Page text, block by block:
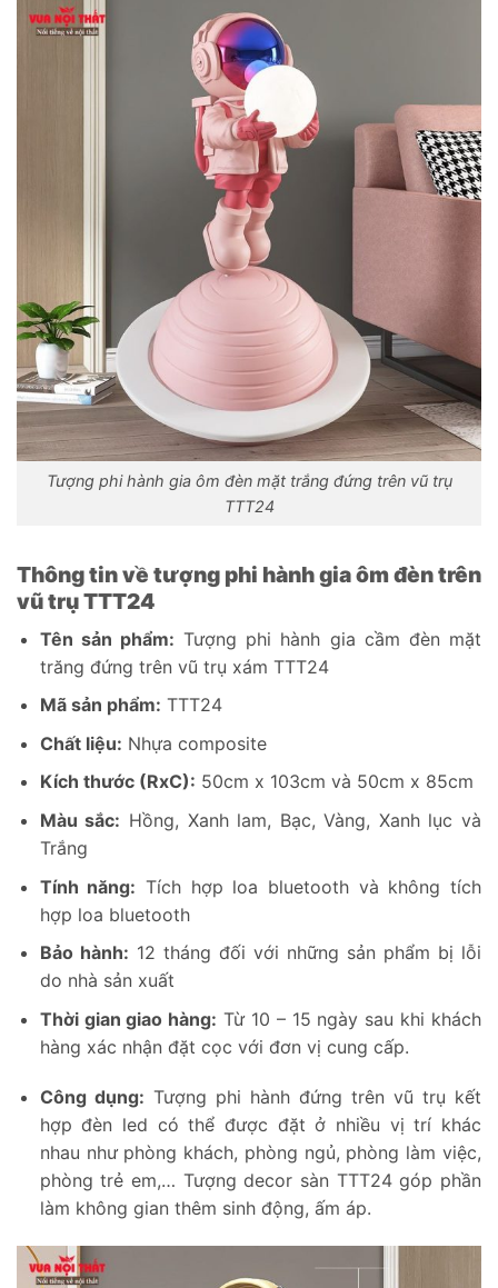
Tượng phi hành gia ôm đèn mặt trắng đứng trên vũ trụ
TTT24
Thông tin về tượng phi hành gia ôm đèn trên
vũ trụ TTT24
Tên sản phẩm: Tượng phi hành gia cầm đèn mặt
trăng đứng trên vũ trụ xám TTT24
Mã sản phẩm: TTT24
Chất liệu: Nhựa composite
Kích thước (RxC): 50cm x 103cm và 50cm x 85cm
Màu sắc: Hồng, Xanh lam, Bạc, Vàng, Xanh lục và
Trắng
Tính năng: Tích hợp loa bluetooth và không tích
hợp loa bluetooth
Bảo hành: 12 tháng đối với những sản phẩm bị lỗi
do nhà sản xuất
Thời gian giao hàng: Từ 10 – 15 ngày sau khi khách
hàng xác nhận đặt cọc với đơn vị cung cấp.
Công dụng: Tượng phi hành đứng trên vũ trụ kết
hợp đèn led có thể được đặt ở nhiều vị trí khác
nhau như phòng khách, phòng ngủ, phòng làm việc,
phòng trẻ em,… Tượng decor sàn TTT24 góp phần
làm không gian thêm sinh động, ấm áp.